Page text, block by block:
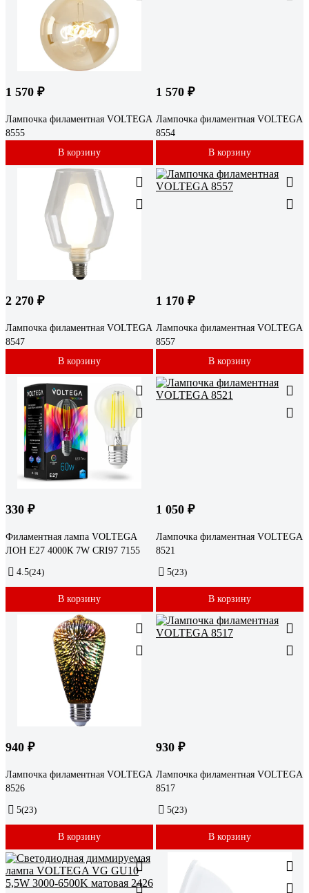
1 570 ₽
Лампочка филаментная VOLTEGA
8555
В корзину
1 570 ₽
Лампочка филаментная VOLTEGA
8554
В корзину
2 270 ₽
Лампочка филаментная VOLTEGA
8547
В корзину
1 170 ₽
Лампочка филаментная VOLTEGA
8557
В корзину
330 ₽
Филаментная лампа VOLTEGA
ЛОН Е27 4000К 7W CRI97 7155
4.5(24)
В корзину
1 050 ₽
Лампочка филаментная VOLTEGA
8521
5(23)
В корзину
940 ₽
Лампочка филаментная VOLTEGA
8526
5(23)
В корзину
930 ₽
Лампочка филаментная VOLTEGA
8517
5(23)
В корзину